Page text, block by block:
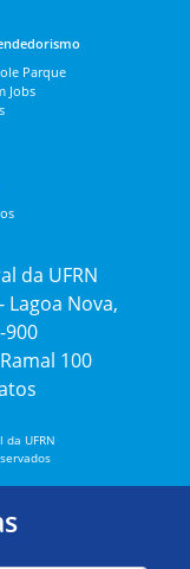
Parque
Jobs
da UFRN
Lagoa Nova,
900
100
UFRN